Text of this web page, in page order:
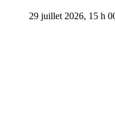
29 juillet 2026, 15 h